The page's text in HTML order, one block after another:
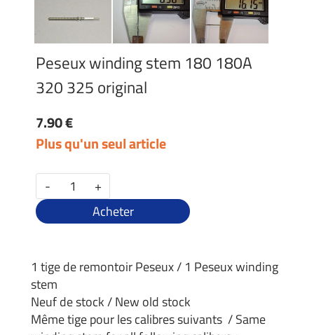
Peseux winding stem 180 180A
320 325 original
7.90 €
Plus qu'un seul article
-
+
Acheter
1 tige de remontoir Peseux / 1 Peseux winding
stem
Neuf de stock / New old stock
Même tige pour les calibres suivants / Same